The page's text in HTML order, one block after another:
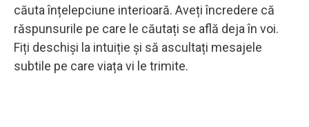
căuta înțelepciune interioară. Aveți încredere că
răspunsurile pe care le căutați se află deja în voi.
Fiți deschiși la intuiție și să ascultați mesajele
subtile pe care viața vi le trimite.